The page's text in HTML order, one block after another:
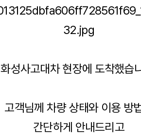
화성사고대차 현장에 도착했습
고객님께 차량 상태와 이용 방
간단하게 안내드리고